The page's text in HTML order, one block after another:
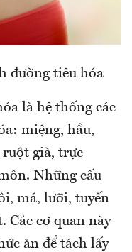
đường tiêu hóa
là hệ thống các
miệng, hầu,
ruột già, trực
Những cấu
má, lưỡi, tuyến
Các cơ quan này
ăn để tách lấy